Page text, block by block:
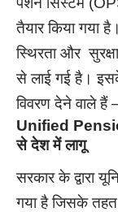
तैयार किया गया
स्थिरता और
से लाई गई है।
विवरण देने वाले हैं
Unified
से देश में लागू
सरकार के द्वारा
गया है जिसके